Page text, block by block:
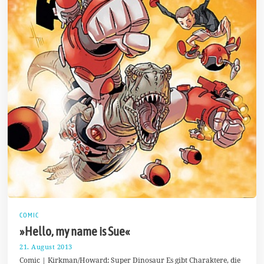
COMIC
»Hello, my name is Sue«
21. August 2013
Comic | Kirkman/Howard: Super Dinosaur Es gibt Charaktere, die